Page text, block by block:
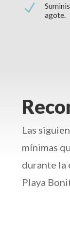
N
agote.
Las
mínimas
durante la
Playa